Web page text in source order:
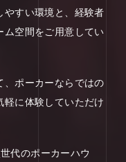
やすい環境と、経験者
ム空間をご用意してい
、ポーカーならではの
に体験していただけ
代のポーカーハウ